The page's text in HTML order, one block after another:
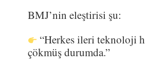
BMJ’nin eleştirisi şu:
“Herkes ileri teknoloji
çökmüş durumda.”